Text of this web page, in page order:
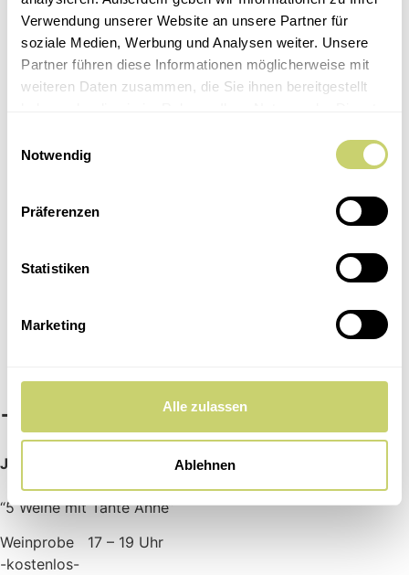
Verwendung unserer Website an unsere Partner für
soziale Medien, Werbung und Analysen weiter. Unsere
Partner führen diese Informationen möglicherweise mit
weiteren Daten zusammen, die Sie ihnen bereitgestellt
Notwendig
Präferenzen
Statistiken
Marketing
Alle zulassen
Ablehnen
Dinner Club
5 Weine
Feste & Catering
Location
Tante-Anne-Laden
Über uns
Impressum
Impressum
-Öffnungszeiten-
Jeden Mittwoch
“5 Weine mit Tante Anne”
Weinprobe 17 – 19 Uhr
-kostenlos-